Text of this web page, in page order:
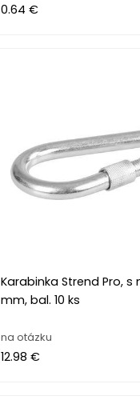
0.64 €
Karabinka Strend Pro, s
mm, bal. 10 ks
na otázku
12.98 €